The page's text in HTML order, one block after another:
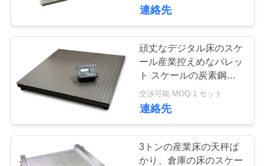
ト
に
トラックのスケー
ルの橋ばかり
49
28
連絡先
頑丈なデジタル床のスケ
ール産業控えめなパレッ
ト スケールの炭素鋼
Q235B
交渉可能 MOQ:1 セット
連絡先
3トンの産業床の天秤ば
かり、倉庫の床のスケー